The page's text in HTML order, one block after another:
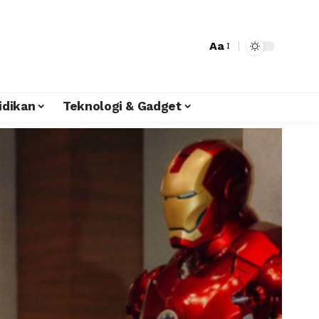
Aa
Teknologi & Gadget